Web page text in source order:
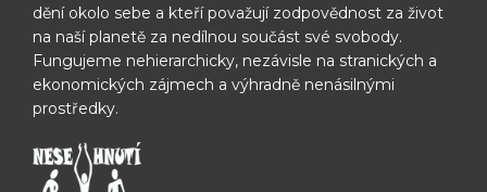
dění okolo sebe a kteří považují zodpovědnost za život
na naší planetě za nedílnou součást své svobody.
Fungujeme nehierarchicky, nezávisle na stranických a
ekonomických zájmech a výhradně nenásilnými
prostředky.